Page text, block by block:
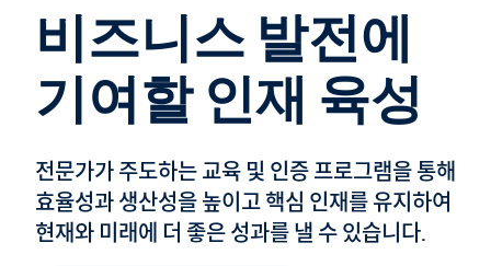
성공 계획
지원
전문가 상담
비즈니스 발전에
기여할 인재 육성
전문가가 주도하는 교육 및 인증 프로그램을 통해
효율성과 생산성을 높이고 핵심 인재를 유지하여
현재와 미래에 더 좋은 성과를 낼 수 있습니다.